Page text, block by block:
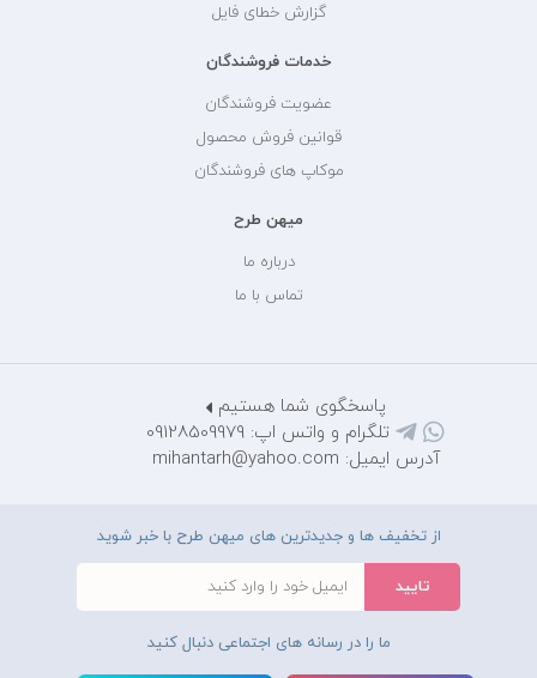
گزارش خطای فایل
خدمات فروشندگان
عضویت فروشندگان
قوانین فروش محصول
موکاپ های فروشندگان
میهن طرح
درباره ما
تماس با ما
پاسخگوی شما هستیم
تلگرام و واتس اپ: 09128509979
آدرس ایمیل: mihantarh@yahoo.com
از تخفیف ها و جدیدترین های میهن طرح با خبر شوید
ما را در رسانه های اجتماعی دنبال کنید